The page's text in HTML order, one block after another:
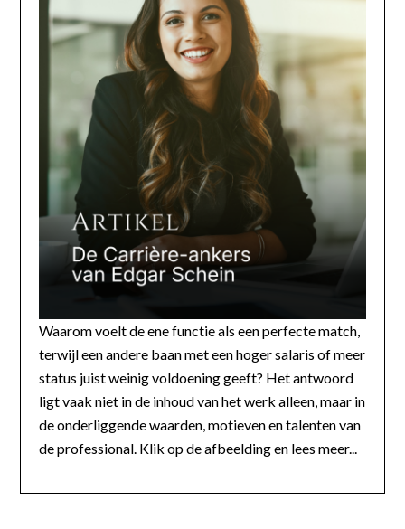
Waarom voelt de ene functie als een perfecte match,
terwijl een andere baan met een hoger salaris of meer
status juist weinig voldoening geeft? Het antwoord
ligt vaak niet in de inhoud van het werk alleen, maar in
de onderliggende waarden, motieven en talenten van
de professional. Klik op de afbeelding en lees meer...